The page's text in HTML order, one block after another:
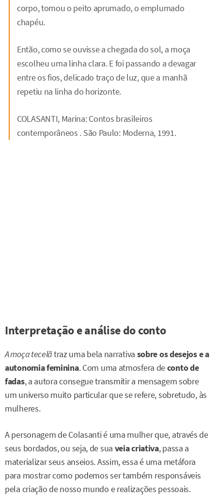
corpo, tomou o peito aprumado, o emplumado
chapéu.
Então, como se ouvisse a chegada do sol, a moça
escolheu uma linha clara. E foi passando a devagar
entre os fios, delicado traço de luz, que a manhã
repetiu na linha do horizonte.
COLASANTI, Marina: Contos brasileiros
contemporâneos . São Paulo: Moderna, 1991.
Interpretação e análise do conto
A moça tecelãtraz uma bela narrativa sobre os desejos e a
autonomia feminina. Com uma atmosfera deconto de
fadas, a autora consegue transmitir a mensagem sobre
um universo muito particular que se refere, sobretudo, às
mulheres.
A personagem de Colasanti é uma mulher que, através de
seus bordados, ou seja, de sua veia criativa, passa a
materializar seus anseios. Assim, essa é uma metáfora
para mostrar como podemos ser também responsáveis
pela criação de nosso mundo e realizações pessoais.